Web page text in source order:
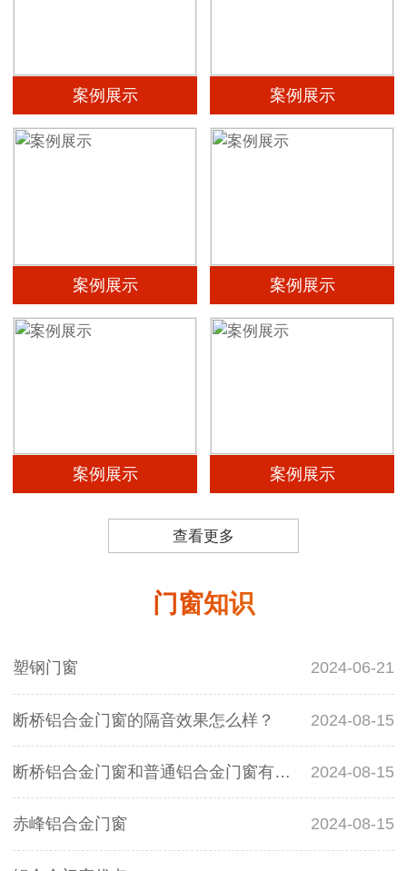
案例展示 案例展示
案例展示 案例展示
案例展示 案例展示
查看更多
门窗知识
塑钢门窗 2024-06-21
断桥铝合金门窗的隔音效果怎么样？ 2024-08-15
断桥铝合金门窗和普通铝合金门窗有什么区别？ 2024-08-15
赤峰铝合金门窗 2024-08-15